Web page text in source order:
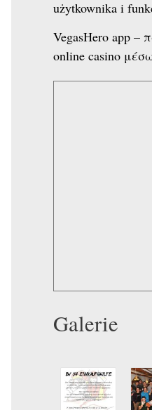
użytkownika i
VegasHero app –
online casino
Galerie